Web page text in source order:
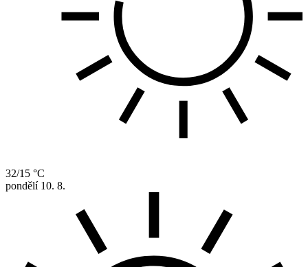
32/15 °C
pondělí 10. 8.